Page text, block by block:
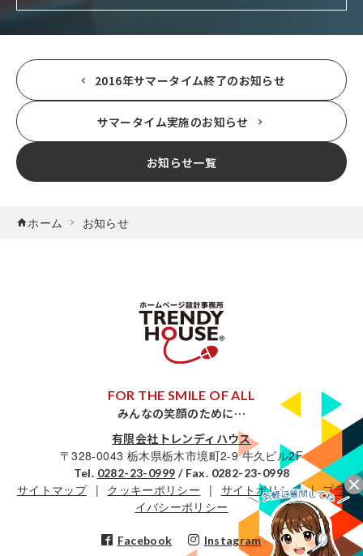
2016年サマータイム終了のお知らせ
サマータイム実施のお知らせ
お知らせ一覧
ホーム お知らせ
FOR THE SMILE OF ALL
みんなの笑顔のために…
有限会社トレンディハウス
〒328-0043 栃木県栃木市境町2-9 牛久ビル2F
Tel. 0282-23-0999 / Fax. 0282-23-0998
サイトマップ クッキーポリシー サイトポリシー
プラ
イバシーポリシー
Facebook Instagram